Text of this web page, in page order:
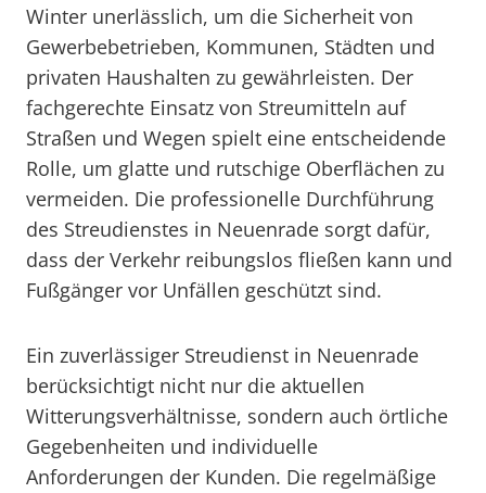
Winter unerlässlich, um die Sicherheit von
Gewerbebetrieben, Kommunen, Städten und
privaten Haushalten zu gewährleisten. Der
fachgerechte Einsatz von Streumitteln auf
Straßen und Wegen spielt eine entscheidende
Rolle, um glatte und rutschige Oberflächen zu
vermeiden. Die professionelle Durchführung
des Streudienstes in Neuenrade sorgt dafür,
dass der Verkehr reibungslos fließen kann und
Fußgänger vor Unfällen geschützt sind.
Ein zuverlässiger Streudienst in Neuenrade
berücksichtigt nicht nur die aktuellen
Witterungsverhältnisse, sondern auch örtliche
Gegebenheiten und individuelle
Anforderungen der Kunden. Die regelmäßige